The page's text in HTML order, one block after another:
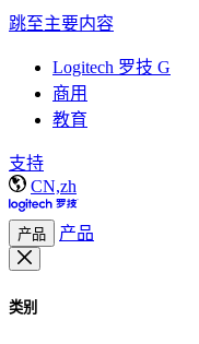
跳至主要内容
Logitech 罗技 G
商用
教育
支持
CN,zh
产品 产品
类别